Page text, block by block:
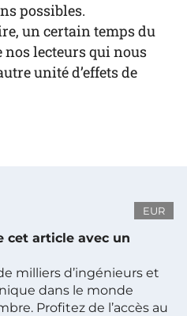
possibles.
un certain temps du
nos lecteurs qui nous
unité d’effets de
EUR
cet article avec un
milliers d’ingénieurs et
dans le monde
Profitez de l’accès au